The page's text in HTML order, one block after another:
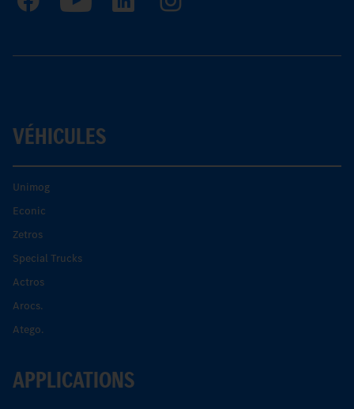
VÉHICULES
Unimog
Econic
Zetros
Special Trucks
Actros
Arocs.
Atego.
APPLICATIONS